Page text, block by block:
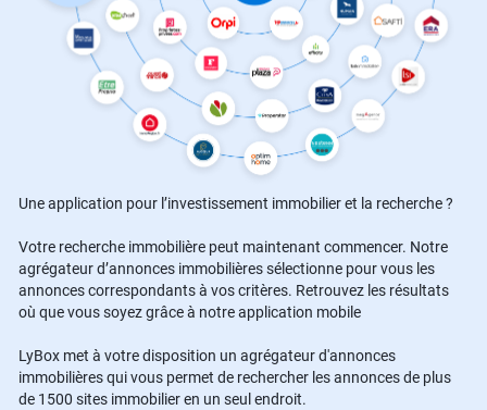
Une application pour l’investissement immobilier et la recherche ?
Votre recherche immobilière peut maintenant commencer. Notre
agrégateur d’annonces immobilières sélectionne pour vous les
annonces correspondants à vos critères. Retrouvez les résultats
où que vous soyez grâce à notre application mobile
LyBox met à votre disposition un agrégateur d'annonces
immobilières qui vous permet de rechercher les annonces de plus
de 1500 sites immobilier en un seul endroit.